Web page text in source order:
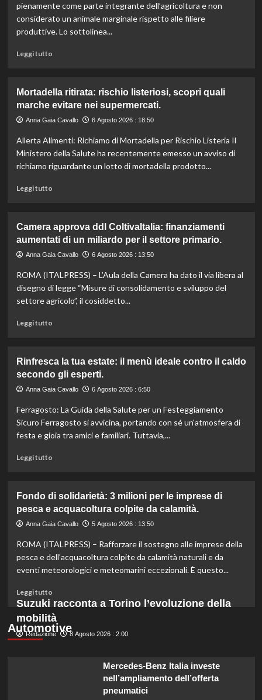
l’IRVO
potenzia
per
pienamente come parte integrante dell’agricoltura e non
considerato un animale marginale rispetto alle filiere
produttive. Lo sottolinea...
Leggi tuttoLeggi
Il
cavallo:
una
indispensabile
per
l’agricoltura
Mortadella ritirata: rischio listeriosi, scopri quali
marche evitare nei supermercati.
Anna Gaia Cavallo 6 Agosto 2026 : 18:50
Allerta Alimenti: Richiamo di Mortadella per Rischio Listeria Il
Ministero della Salute ha recentemente emesso un avviso di
richiamo riguardante un lotto di mortadella prodotto...
Leggi tuttoLeggi
Mortadella
ritirata:
rischio
scopri
quali
marche
Camera approva ddl ColtivaItalia: finanziamenti
aumentati di un miliardo per il settore primario.
Anna Gaia Cavallo 6 Agosto 2026 : 13:50
ROMA (ITALPRESS) – L’Aula della Camera ha dato il via libera al
disegno di legge “Misure di consolidamento e sviluppo del
settore agricolo”, il cosiddetto...
Leggi tuttoLeggi
Camera
approva
ddl
finanziamenti
aumentati
di
primario.
Rinfresca la tua estate: il menù ideale contro il caldo
secondo gli esperti.
Anna Gaia Cavallo 6 Agosto 2026 : 6:50
Ferragosto: La Guida della Salute per un Festeggiamento
Sicuro Ferragosto si avvicina, portando con sé un'atmosfera di
festa e gioia tra amici e familiari. Tuttavia,...
Leggi tuttoLeggi
Rinfresca
la
tua
il
menù
ideale
caldo
gli
esperti.
Fondo di solidarietà: 3 milioni per le imprese di
pesca e acquacoltura colpite da calamità.
Anna Gaia Cavallo 5 Agosto 2026 : 13:50
ROMA (ITALPRESS) – Rafforzare il sostegno alle imprese della
pesca e dell’acquacoltura colpite da calamità naturali e da
eventi meteorologici e meteomarini eccezionali. È questo...
Leggi tuttoLeggi
di
più
su
Fondo
Automotive
Suzuki racconta a Torino l’evoluzione della
mobilità
Redazione 8 Agosto 2026 : 2:00
Mercedes-Benz Italia investe
nell’ampliamento dell’offerta
pneumatici